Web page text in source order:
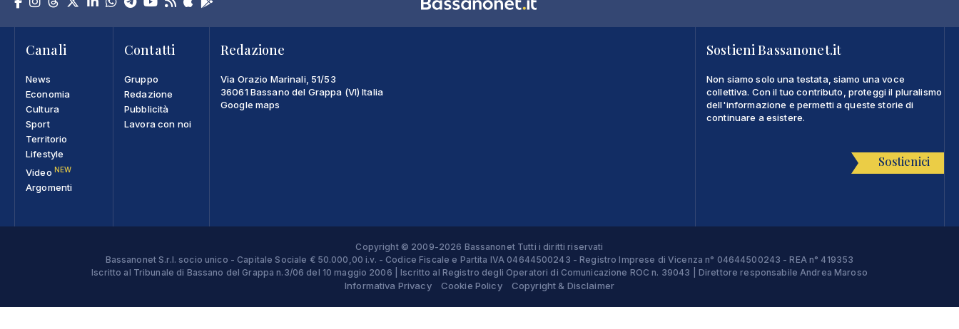
Canali
News
Economia
Cultura
Sport
Territorio
Lifestyle
Video NEW
Argomenti
Contatti
Gruppo
Redazione
Pubblicità
Lavora con noi
Redazione
Via Orazio Marinali, 51/53
36061 Bassano del Grappa (VI) Italia
Google maps
Sostieni Bassanonet.it
Non siamo solo una testata, siamo una voce
collettiva. Con il tuo contributo, proteggi il pluralismo
dell'informazione e permetti a queste storie di
continuare a esistere.
Sostienici
Copyright © 2009-2026 Bassanonet Tutti i diritti riservati
Bassanonet S.r.l. socio unico - Capitale Sociale € 50.000,00 i.v. - Codice Fiscale e Partita IVA 04644500243 - Registro Imprese di Vicenza n° 04644500243 - REA n° 419353
Iscritto al Tribunale di Bassano del Grappa n.3/06 del 10 maggio 2006 | Iscritto al Registro degli Operatori di Comunicazione ROC n. 39043 | Direttore responsabile Andrea Maroso
Informativa Privacy Cookie Policy Copyright & Disclaimer